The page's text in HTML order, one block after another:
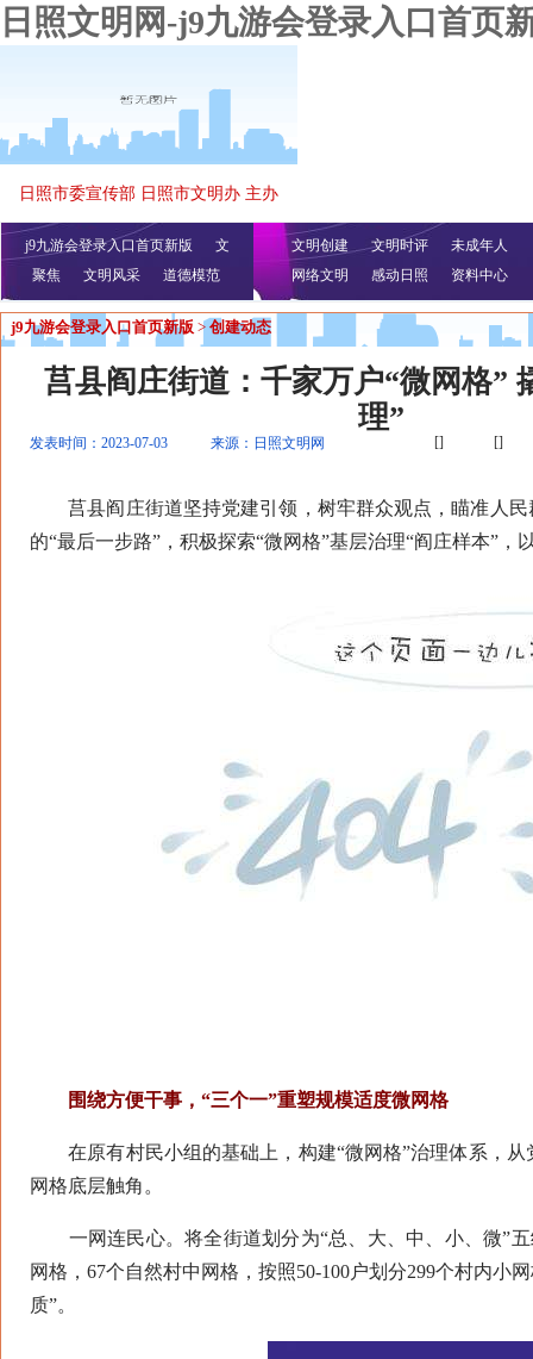
日照文明网-j9九游会登录入口首页
日照市委宣传部 日照市文明办 主办
j9九游会登录入口首页新版
文
明播报
公益视频
聚焦 文明风采 道德模范
文明创建 文明时评
未成年人
网络文明
感动日照 资料中心
j9九游会登录入口首页新版 > 创建动态
莒县阎庄街道：千家万户“微网格”
理”
发表时间：2023-07-03 来源：日照文明网 [] []
莒县阎庄街道坚持党建引领，树牢群众观点，瞄准人民
的“最后一步路”，积极探索“微网格”基层治理“阎庄样本”，
围绕方便干事，“三个一”重塑规模适度微网格
在原有村民小组的基础上，构建“微网格”治理体系，从
网格底层触角。
一网连民心。将全街道划分为“总、大、中、小、微”五
网格，67个自然村中网格，按照50-100户划分299个村内
质”。